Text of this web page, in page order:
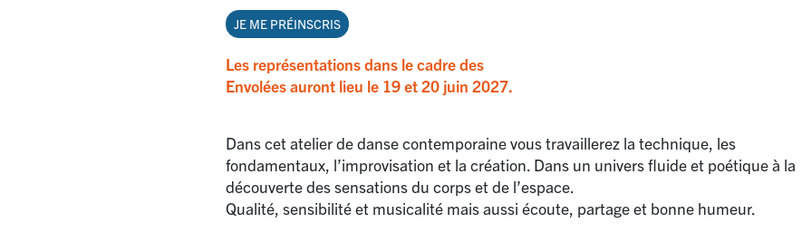
JE ME PRÉINSCRIS
Les représentations dans le cadre des
Envolées auront lieu le 19 et 20 juin 2027.
Dans cet atelier de danse contemporaine vous travaillerez la technique, les
fondamentaux, l’improvisation et la création. Dans un univers fluide et poétique à la
découverte des sensations du corps et de l’espace.
Qualité, sensibilité et musicalité mais aussi écoute, partage et bonne humeur.